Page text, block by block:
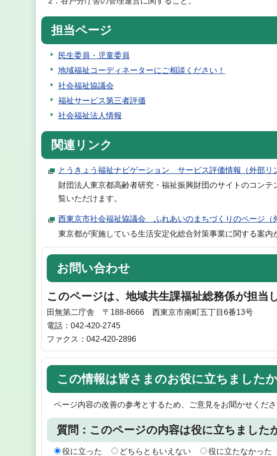
担当ページ
民生委員・児童委員
地域福祉コーディネーターにご相談ください！
社会福祉協議会
福祉サービス第三者評価
社会福祉法人情報
関連リンク
とうきょう福祉ナビゲーション サービス評価情報（外部リ
財団法人東京都高齢者研究・福祉振興財団のサイトのコン
覧いただけます。
西東京市社会福祉協議会 ふれあいのまちづくりのページ（
東京都が実施している生活安定化総合対策事業に関する案内
お問い合わせ
このページは、地域共生課福祉総務係が担当
田無第二庁舎 〒188-8666 西東京市南町五丁目6番13号
電話：042-420-2745
ファクス：042-420-2896
この情報は皆さまのお役に立ちました
ページ内容の改善の参考とするため、ご意見をお聞かせくださ
質問：このページの内容は役に立ちました
役に立った どちらともいえない 役に立たなかった